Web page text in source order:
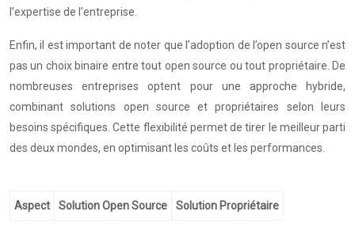
l’expertise de l’entreprise.
Enfin, il est important de noter que l’adoption de l’open source n’est
pas un choix binaire entre tout open source ou tout propriétaire. De
nombreuses entreprises optent pour une approche hybride,
combinant solutions open source et propriétaires selon leurs
besoins spécifiques. Cette flexibilité permet de tirer le meilleur parti
des deux mondes, en optimisant les coûts et les performances.
Aspect Solution Open Source Solution Propriétaire